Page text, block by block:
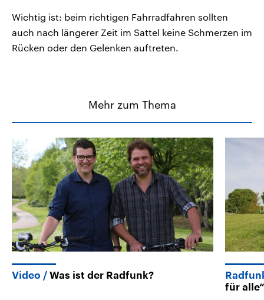
Wichtig ist: beim richtigen Fahrradfahren sollten
auch nach längerer Zeit im Sattel keine Schmerzen im
Rücken oder den Gelenken auftreten.
Mehr zum Thema
Video Was ist der Radfunk?
für